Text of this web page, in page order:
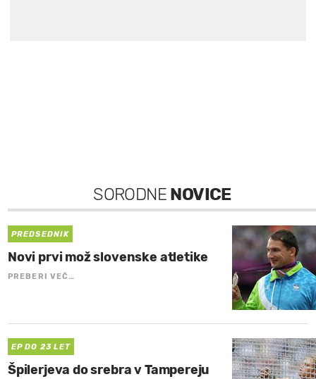
SORODNE NOVICE
PREDSEDNIK
Novi prvi mož slovenske atletike
PREBERI VEČ…
EP DO 23 LET
Špilerjeva do srebra v Tampereju